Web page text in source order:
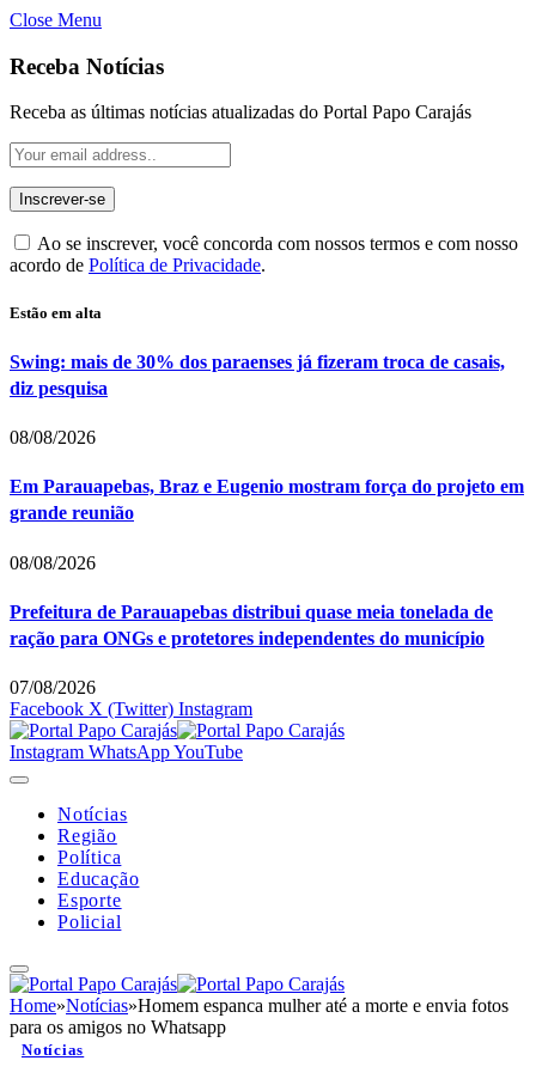
Close Menu
Receba Notícias
Receba as últimas notícias atualizadas do Portal Papo Carajás
Ao se inscrever, você concorda com nossos termos e com nosso
acordo de Política de Privacidade.
Estão em alta
Swing: mais de 30% dos paraenses já fizeram troca de casais,
diz pesquisa
08/08/2026
Em Parauapebas, Braz e Eugenio mostram força do projeto em
grande reunião
08/08/2026
Prefeitura de Parauapebas distribui quase meia tonelada de
ração para ONGs e protetores independentes do município
07/08/2026
Facebook X (Twitter) Instagram
Instagram WhatsAppYouTube
Notícias
Região
Política
Educação
Esporte
Policial
Home»Notícias»Homem espanca mulher até a morte e envia fotos
para os amigos no Whatsapp
Notícias